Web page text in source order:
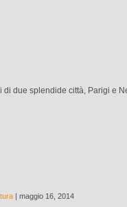
due splendide città, Parigi e
maggio 16, 2014